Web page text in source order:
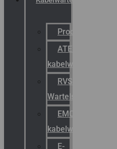
Productcatalogus
ATEX
kabelwartels
RVS
Wartels
EMC
kabelwartels
E-